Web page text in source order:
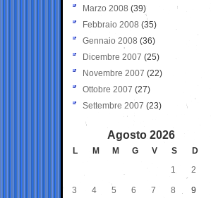
Marzo 2008 (39)
Febbraio 2008 (35)
Gennaio 2008 (36)
Dicembre 2007 (25)
Novembre 2007 (22)
Ottobre 2007 (27)
Settembre 2007 (23)
Agosto 2026
L M M G V S
D
1
2
3 4 5 6 7 8 9